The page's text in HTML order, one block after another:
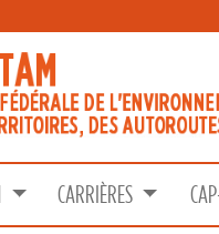
CARRIÈRES